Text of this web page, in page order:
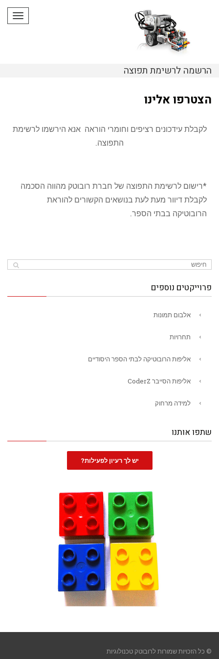
הרשמה לרשימת תפוצה
הצטרפו אלינו
לקבלת עידכונים רציפים וחומרי הוראה אנא הירשמו לרשימת
התפוצה.
*רישום לרשימת התפוצה של חברת רובוטק מהווה הסכמה
לקבלת דיוור מעת לעת בנושאים הקשורים להוראת
הרובוטיקה בבתי הספר.
פרוייקטים נוספים
אלבום תמונות
תחרויות
אליפות הרובוטיקה לבתי הספר היסודיים
אליפות הסייבר CoderZ
למידה מרחוק
שתפו אותנו
יש לך רעיון לפעילות?
© כל הזכויות שמורות לרובוטק טכנולוגיות